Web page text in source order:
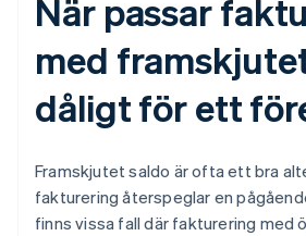
När passar
med
dåligt för ett
Framskjutet saldo är ofta ett bra
fakturering återspeglar en
finns vissa fall där fakturering med